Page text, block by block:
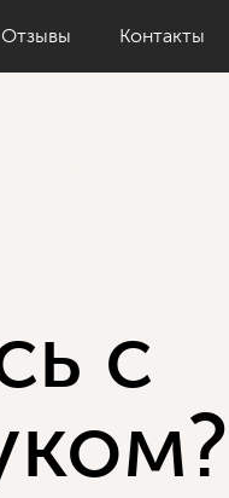
Отзывы Контакты
с